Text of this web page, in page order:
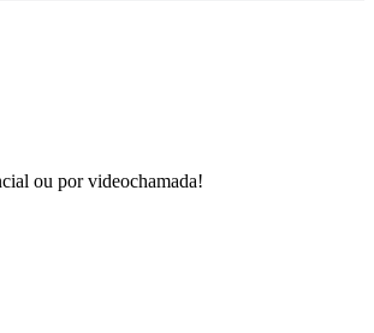
ou por videochamada!